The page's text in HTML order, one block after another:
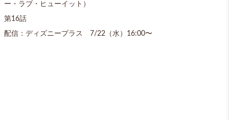
ー・ラブ・ヒューイット）
第16話
配信：ディズニープラス 7/22（水）16:00〜